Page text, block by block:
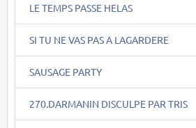
LE TEMPS PASSE HELAS
SI TU NE VAS PAS A LAGARDERE
SAUSAGE PARTY
270.DARMANIN DISCULPE PAR TRIS